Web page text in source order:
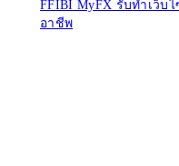
FFIBI MyFX รับทําเว็บ
อาชีพ